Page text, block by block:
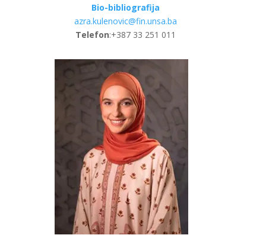
Bio-bibliografija
azra.kulenovic@fin.unsa.ba
Telefon:+387 33 251 011